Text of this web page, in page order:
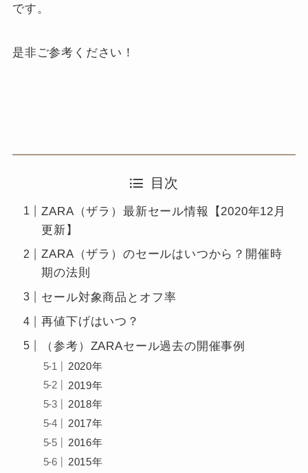
です。
是非ご参考ください！
目次
ZARA（ザラ）最新セール情報【2020年12月
更新】
ZARA（ザラ）のセールはいつから？開催時
期の法則
セール対象商品とオフ率
再値下げはいつ？
（参考）ZARAセール過去の開催事例
2020年
2019年
2018年
2017年
2016年
2015年